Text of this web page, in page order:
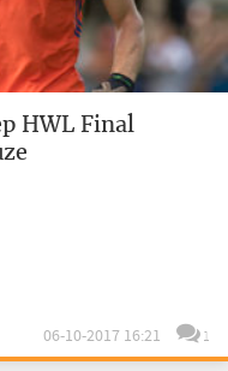
HWL Final
06-10-2017 16:21 1